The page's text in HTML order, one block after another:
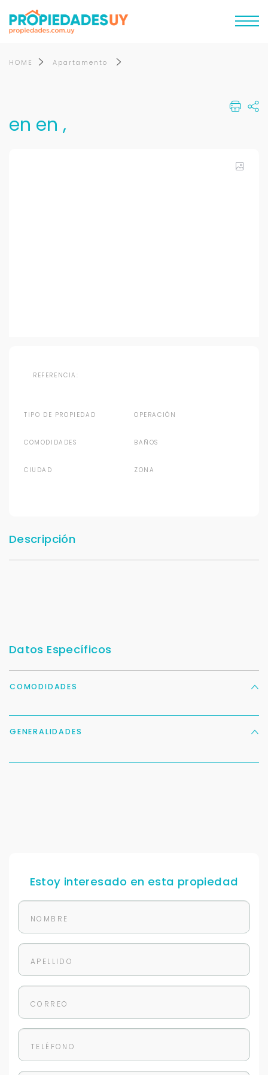
HOME Apartamento
en en ,
REFERENCIA:
TIPO DE PROPIEDAD OPERACIÓN
COMODIDADES BAÑOS
CIUDAD ZONA
Descripción
Datos Específicos
COMODIDADES
GENERALIDADES
Estoy interesado en esta propiedad